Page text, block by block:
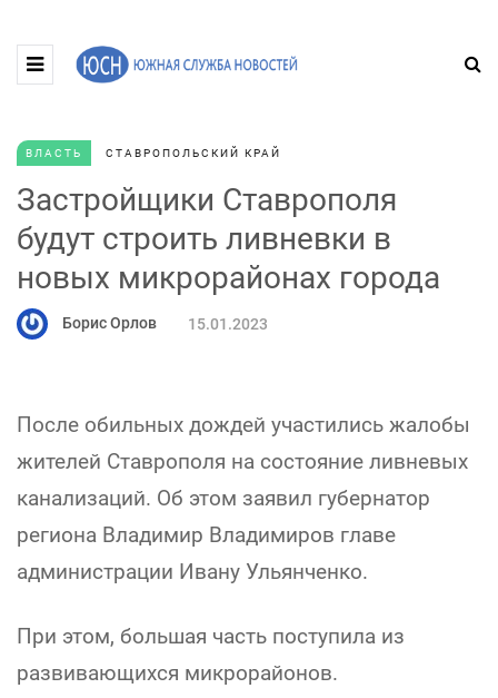
ВЛАСТЬ СТАВРОПОЛЬСКИЙ КРАЙ
Застройщики Ставрополя
будут строить ливневки в
новых микрорайонах города
Борис Орлов 15.01.2023
После обильных дождей участились жалобы
жителей Ставрополя на состояние ливневых
канализаций. Об этом заявил губернатор
региона Владимир Владимиров главе
администрации Ивану Ульянченко.
При этом, большая часть поступила из
развивающихся микрорайонов.